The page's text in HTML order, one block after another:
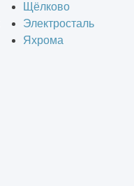
Щёлково
Электросталь
Яхрома